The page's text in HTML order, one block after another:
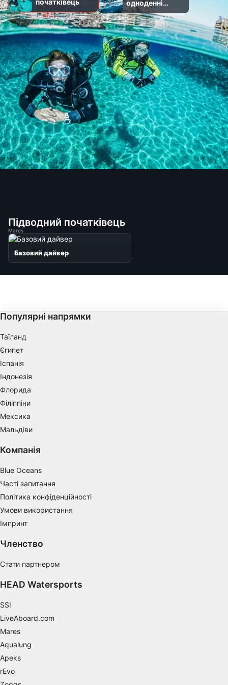
початківець
одноденні
поїздки
Підводний початківець
Mares
Базовий дайвер
Популярні напрямки
Таїланд
Єгипет
Іспанія
Індонезія
Флорида
Філіппіни
Мексика
Мальдіви
Компанія
Blue Oceans
Часті запитання
Політика конфіденційності
Умови використання
Імпринт
Членство
Стати партнером
HEAD Watersports
SSI
LiveAboard.com
Mares
Aqualung
Apeks
rEvo